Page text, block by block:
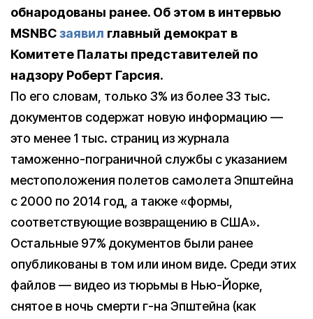
обнародованы ранее. Об этом в интервью
MSNBCзаявил главный демократ в
Комитете Палаты представителей по
надзору Роберт Гарсия.
По его словам, только 3% из более 33 тыс.
документов содержат новую информацию —
это менее 1 тыс. страниц из журнала
таможенно-пограничной службы с указанием
местоположения полетов самолета Эпштейна
с 2000 по 2014 год, а также «формы,
соответствующие возвращению в США».
Остальные 97% документов были ранее
опубликованы в том или ином виде. Среди этих
файлов — видео из тюрьмы в Нью-Йорке,
снятое в ночь смерти г-на Эпштейна (как